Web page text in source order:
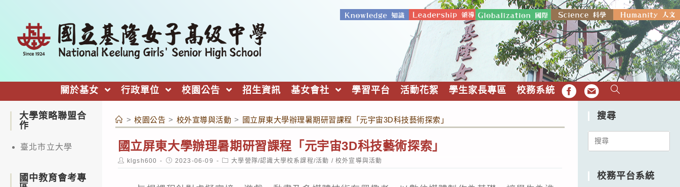
關於基女 行政單位 校園公告 招生資訊 基女會社 學習平台 活動花絮 學生家長專區 校務系統 FB EMAIL
> 校園公告 > 校外宣導與活動 > 國立屏東大學辦理暑期研習課程「元宇宙3D科技藝術探索」
國立屏東大學辦理暑期研習課程「元宇宙3D科技藝術探索」
Post
author:
klgsh600
Post
published:
2023-06-09
Post
category:
大學營隊/認識大學校系課程/活動 / 校外宣導與活動
大學策略聯盟合
作
臺北市立大學
國中教育會考專
搜尋
Search
校務平台系統